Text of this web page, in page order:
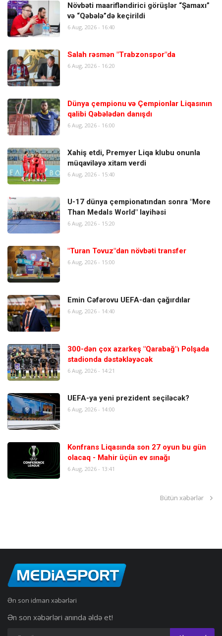
Növbəti maarifləndirici görüşlər “Şamaxı”
və “Qəbələ”də keçirildi
6 Aug, 2026 - 16:40
Salah rəsmən "Trabzonspor"da
6 Aug, 2026 - 16:20
Dünya çempionu və Çempionlar Liqasının
qalibi Qəbələdən danışdı
6 Aug, 2026 - 16:00
Xahiş etdi, Premyer Liqa klubu onunla
müqaviləyə xitam verdi
6 Aug, 2026 - 15:40
U-17 dünya çempionatından sonra "More
Than Medals World" layihəsi
6 Aug, 2026 - 15:20
"Turan Tovuz"dan növbəti transfer
6 Aug, 2026 - 15:00
Emin Cəfərovu UEFA-dan çağırdılar
6 Aug, 2026 - 14:40
300-dən çox azarkeş "Qarabağ"ı Polşada
stadionda dəstəkləyəcək
6 Aug, 2026 - 14:21
UEFA-ya yeni prezident seçiləcək?
6 Aug, 2026 - 14:00
Konfrans Liqasında son 27 oyun bu gün
olacaq - Mahir üçün ev sınağı
6 Aug, 2026 - 13:41
Bütün xəbərlər
Ən son idman xəbərləri
Ən son xəbərləri anında əldə et!